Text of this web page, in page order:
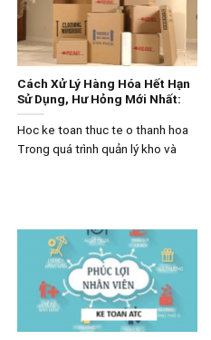
Cách Xử Lý Hàng Hóa Hết Hạn
Sử Dụng, Hư Hỏng Mới Nhất:
Hoc ke toan thuc te o thanh hoa
Trong quá trình quản lý kho và